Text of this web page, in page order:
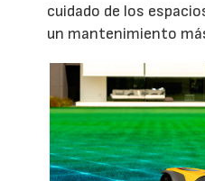
cuidado de los
un mantenimiento